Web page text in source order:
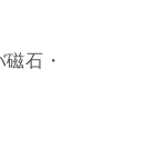
石・